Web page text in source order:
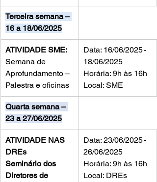
Terceira semana –
16 a 18/06/2025
ATIVIDADE SME:
Semana de
Aprofundamento –
Palestra e oficinas
Data: 16/06/2025 -
18/06/2025
Horária: 9h às 16h
Local: SME
Quarta semana –
23 a 27/06/2025
ATIVIDADE NAS
DREs
Seminário dos
Diretores de
Data: 23/06/2025 -
26/06/2025
Horária: 9h às 16h
Local: DREs